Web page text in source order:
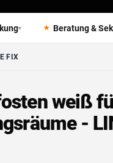
▾ Beratung &
FIX
weiß
-